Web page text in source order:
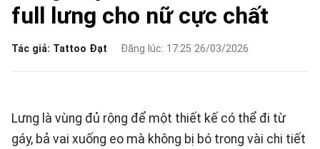
full lưng cho nữ cực chất
Tác giả: Tattoo Đạt Đăng lúc: 17:25 26/03/2026
Lưng là vùng đủ rộng để một thiết kế có thể đi từ
gáy, bả vai xuống eo mà không bị bó trong vài chi tiết